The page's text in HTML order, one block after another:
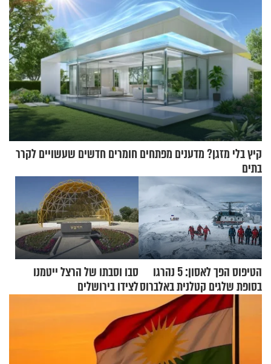
קיץ בלי מזגן? מדענים מפתחים חומרים חדשים שעשויים לקרר
בתים
הטיפוס הפך לאסון: 5 נהרגו
בסופת שלגים קטלנית באלברוס
סבו וסבתו של הרצל ייטמנו
לצידו בירושלים